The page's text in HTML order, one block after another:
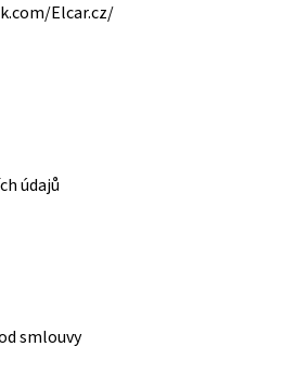
Elcar.cz/
údajů
smlouvy